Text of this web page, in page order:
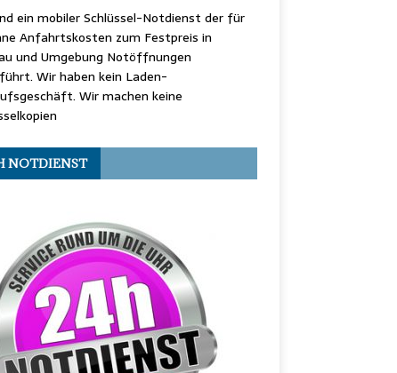
ein mobiler Schlüssel-Notdienst der für
Anfahrtskosten zum Festpreis in
und Umgebung Notöffnungen
Wir haben kein Laden-
Wir machen keine
NOTDIENST